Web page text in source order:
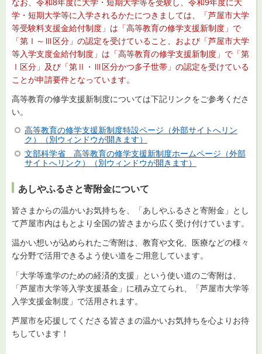
なお、令和8年度に大学・短期大学等を受験し、令和9年度に大
学・短期大学等に入学されるかたにつきましては、「芦屋市大学
等受験料支援金給付制度」は「高等教育の修学支援新制度」で
「第Ⅰ～Ⅲ区分」の認定を受けていること、および「芦屋市大学
等入学支度金給付制度」は「高等教育の修学支援新制度」で「第
Ⅰ区分」及び「第Ⅱ・Ⅲ区分かつ多子世帯」の認定を受けている
ことが申請要件となっています。
高等教育の修学支援新制度については下記リンクをご参考くださ
い。
高等教育の修学支援新制度特設ページ（外部サイトへリン
ク）（別ウィンドウが開きます）
文部科学省 高等教育の修学支援新制度ホームページ（外部
サイトへリンク）（別ウィンドウが開きます）
あしやふるさと寄附金について
皆さまからの温かいお気持ちを、「あしやふるさと寄附金」とし
て芦屋市内はもとより全国の皆さまから広く受け付けています。
温かい想いが込められたご寄附は、教育や文化、医療などの様々
な分野で活用できるよう使い道をご用意しています。
「大学等進学のための経済的支援」という使い道のご寄附は、
「芦屋市大学等入学支援基金」に積み立てられ、「芦屋市大学等
入学支援金制度」で活用されます。
芦屋市を応援してくださる皆さまの温かいお気持ちを心よりお待
ちしています！